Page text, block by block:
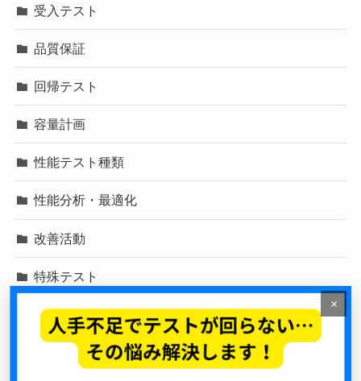
受入テスト
品質保証
回帰テスト
容量計画
性能テスト種類
性能分析・最適化
改善活動
特殊テスト
脆弱性診断
自動化戦略
×